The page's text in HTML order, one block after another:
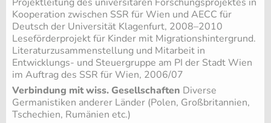
Kooperation zwischen SSR für Wien und AECC für
Deutsch der Universität Klagenfurt, 2008–2010
Leseförderprojekt für Kinder mit Migrationshintergrund.
Literaturzusammenstellung und Mitarbeit in
Entwicklungs- und Steuergruppe am PI der Stadt Wien
im Auftrag des SSR für Wien, 2006/07
Verbindung mit wiss. Gesellschaften Diverse
Germanistiken anderer Länder (Polen, Großbritannien,
Tschechien, Rumänien etc.)